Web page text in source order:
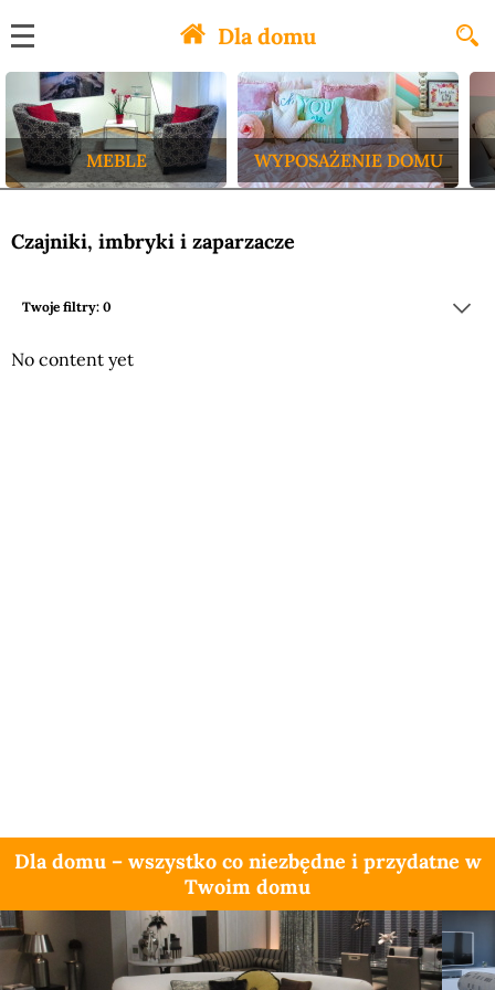
Dla domu
MEBLE WYPOSAŻENIE DOMU
Czajniki, imbryki i zaparzacze
Twoje filtry: 0
No content yet
Dla domu – wszystko co niezbędne i przydatne w
Twoim domu